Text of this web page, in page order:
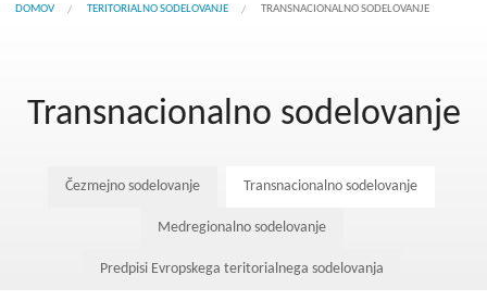
Aktualno
Interreg Slovenija
DOMOV TERITORIALNO SODELOVANJE TRANSNACIONALNO SODELOVANJE
Transnacionalno sodelovanje
Čezmejno sodelovanje Transnacionalno sodelovanje
Medregionalno sodelovanje
Predpisi Evropskega teritorialnega sodelovanja